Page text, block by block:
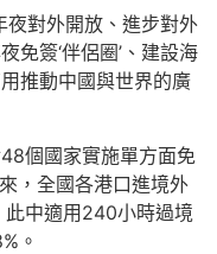
夜對外開放、進步對外
免簽‘伴侶圈’、建設海
推動中國與世界的廣
個國家實施單方面免
，全國各港口進境外
中適用240小時過境
。